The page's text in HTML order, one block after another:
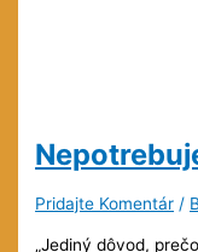
Pridajte Komentár /
„Jediný dôvod,